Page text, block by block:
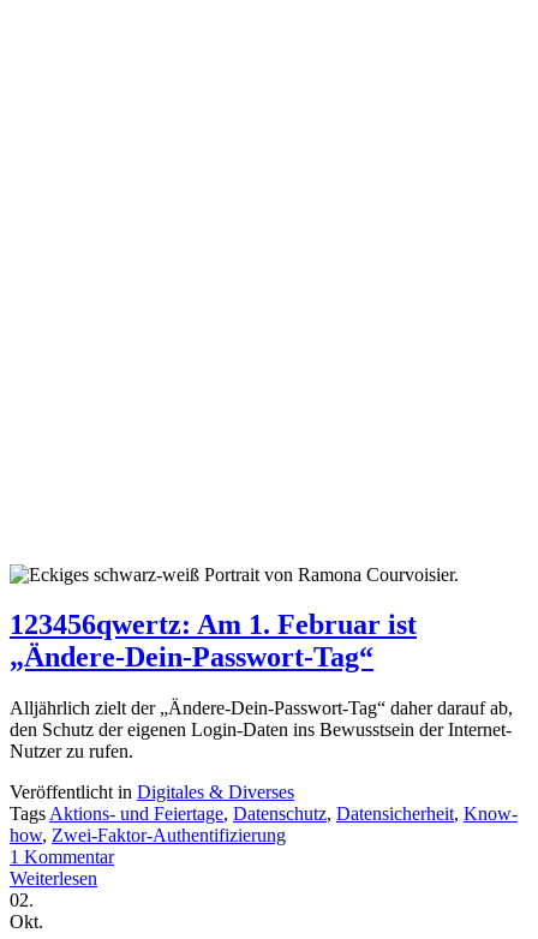
123456qwertz: Am 1. Februar ist
„Ändere-Dein-Passwort-Tag“
Alljährlich zielt der „Ändere-Dein-Passwort-Tag“ daher darauf ab,
den Schutz der eigenen Login-Daten ins Bewusstsein der Internet-
Nutzer zu rufen.
Veröffentlicht in Digitales & Diverses
Tags Aktions- und Feiertage, Datenschutz, Datensicherheit, Know-
how, Zwei-Faktor-Authentifizierung
1 Kommentar
Weiterlesen
02.
Okt.